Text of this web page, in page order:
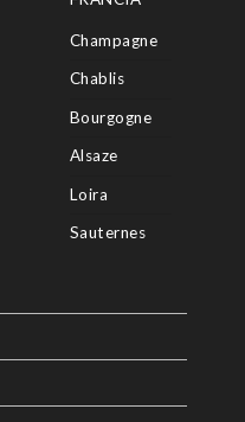
Champagne
Chablis
Bourgogne
Alsaze
Loira
Sauternes